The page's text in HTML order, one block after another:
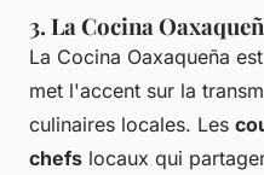
3. La Cocina
La Cocina Oaxaqueña
met l'accent sur la
culinaires locales. Les
chefs locaux qui